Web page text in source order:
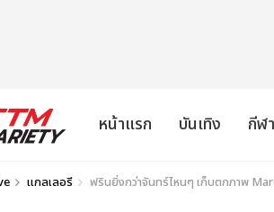
หน้าแรก บันเทิง กีฬา
แกลเลอรี ฟรินยิ่งกว่าจันทร์ไหนๆ เก็บตกภาพ